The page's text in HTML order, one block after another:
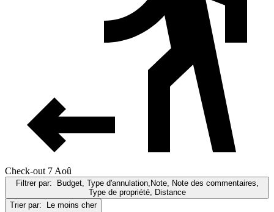
Check-out 7 Aoû
Filtrer par:
Budget, Type d'annulation,Note, Note des commentaires,
Type de propriété, Distance
Trier par:
Le moins cher